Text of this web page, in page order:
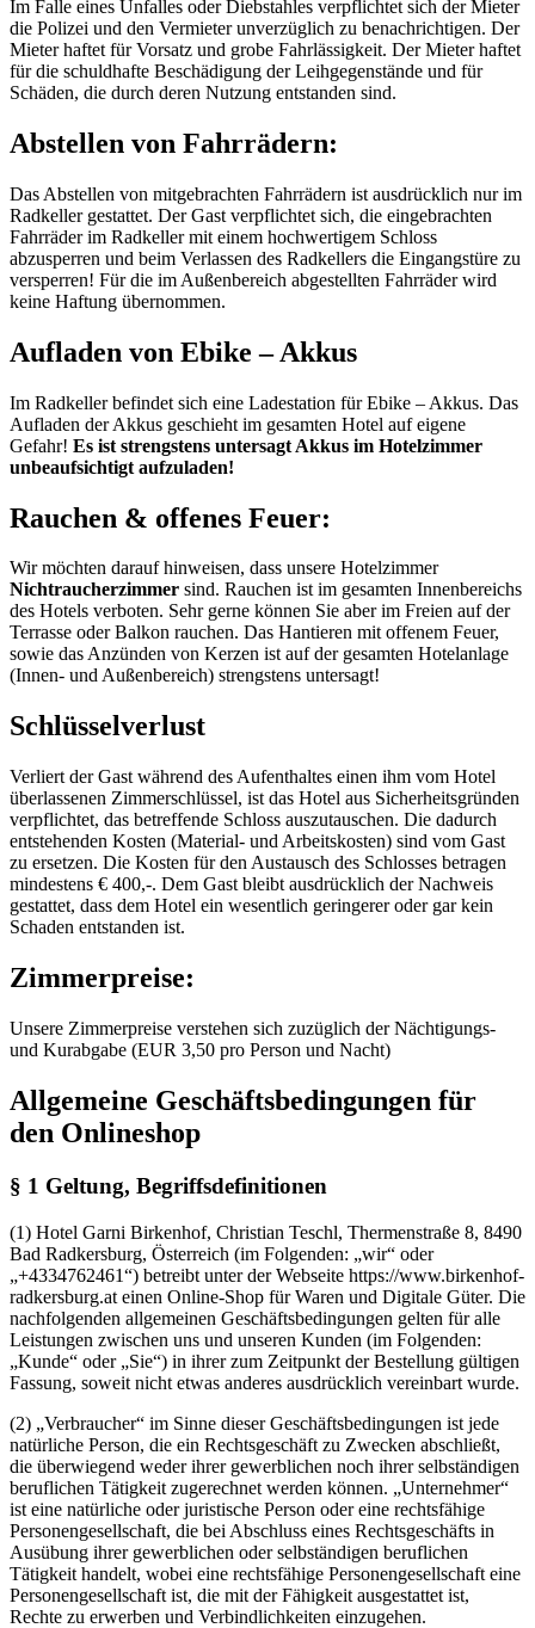
Im Falle eines Unfalles oder Diebstahles verpflichtet sich der Mieter
die Polizei und den Vermieter unverzüglich zu benachrichtigen. Der
Mieter haftet für Vorsatz und grobe Fahrlässigkeit. Der Mieter haftet
für die schuldhafte Beschädigung der Leihgegenstände und für
Schäden, die durch deren Nutzung entstanden sind.
Abstellen von Fahrrädern:
Das Abstellen von mitgebrachten Fahrrädern ist ausdrücklich nur im
Radkeller gestattet. Der Gast verpflichtet sich, die eingebrachten
Fahrräder im Radkeller mit einem hochwertigem Schloss
abzusperren und beim Verlassen des Radkellers die Eingangstüre zu
versperren! Für die im Außenbereich abgestellten Fahrräder wird
keine Haftung übernommen.
Aufladen von Ebike – Akkus
Im Radkeller befindet sich eine Ladestation für Ebike – Akkus. Das
Aufladen der Akkus geschieht im gesamten Hotel auf eigene
Gefahr! Es ist strengstens untersagt Akkus im Hotelzimmer
unbeaufsichtigt aufzuladen!
Rauchen & offenes Feuer:
Wir möchten darauf hinweisen, dass unsere Hotelzimmer
Nichtraucherzimmer sind. Rauchen ist im gesamten Innenbereichs
des Hotels verboten. Sehr gerne können Sie aber im Freien auf der
Terrasse oder Balkon rauchen. Das Hantieren mit offenem Feuer,
sowie das Anzünden von Kerzen ist auf der gesamten Hotelanlage
(Innen- und Außenbereich) strengstens untersagt!
Schlüsselverlust
Verliert der Gast während des Aufenthaltes einen ihm vom Hotel
überlassenen Zimmerschlüssel, ist das Hotel aus Sicherheitsgründen
verpflichtet, das betreffende Schloss auszutauschen. Die dadurch
entstehenden Kosten (Material- und Arbeitskosten) sind vom Gast
zu ersetzen. Die Kosten für den Austausch des Schlosses betragen
mindestens € 400,-. Dem Gast bleibt ausdrücklich der Nachweis
gestattet, dass dem Hotel ein wesentlich geringerer oder gar kein
Schaden entstanden ist.
Zimmerpreise:
Unsere Zimmerpreise verstehen sich zuzüglich der Nächtigungs-
und Kurabgabe (EUR 3,50 pro Person und Nacht)
Allgemeine Geschäftsbedingungen für
den Onlineshop
§ 1 Geltung, Begriffsdefinitionen
(1) Hotel Garni Birkenhof, Christian Teschl, Thermenstraße 8, 8490
Bad Radkersburg, Österreich (im Folgenden: „wir“ oder
„+4334762461“) betreibt unter der Webseite https://www.birkenhof-
radkersburg.at einen Online-Shop für Waren und Digitale Güter. Die
nachfolgenden allgemeinen Geschäftsbedingungen gelten für alle
Leistungen zwischen uns und unseren Kunden (im Folgenden:
„Kunde“ oder „Sie“) in ihrer zum Zeitpunkt der Bestellung gültigen
Fassung, soweit nicht etwas anderes ausdrücklich vereinbart wurde.
(2) „Verbraucher“ im Sinne dieser Geschäftsbedingungen ist jede
natürliche Person, die ein Rechtsgeschäft zu Zwecken abschließt,
die überwiegend weder ihrer gewerblichen noch ihrer selbständigen
beruflichen Tätigkeit zugerechnet werden können. „Unternehmer“
ist eine natürliche oder juristische Person oder eine rechtsfähige
Personengesellschaft, die bei Abschluss eines Rechtsgeschäfts in
Ausübung ihrer gewerblichen oder selbständigen beruflichen
Tätigkeit handelt, wobei eine rechtsfähige Personengesellschaft eine
Personengesellschaft ist, die mit der Fähigkeit ausgestattet ist,
Rechte zu erwerben und Verbindlichkeiten einzugehen.